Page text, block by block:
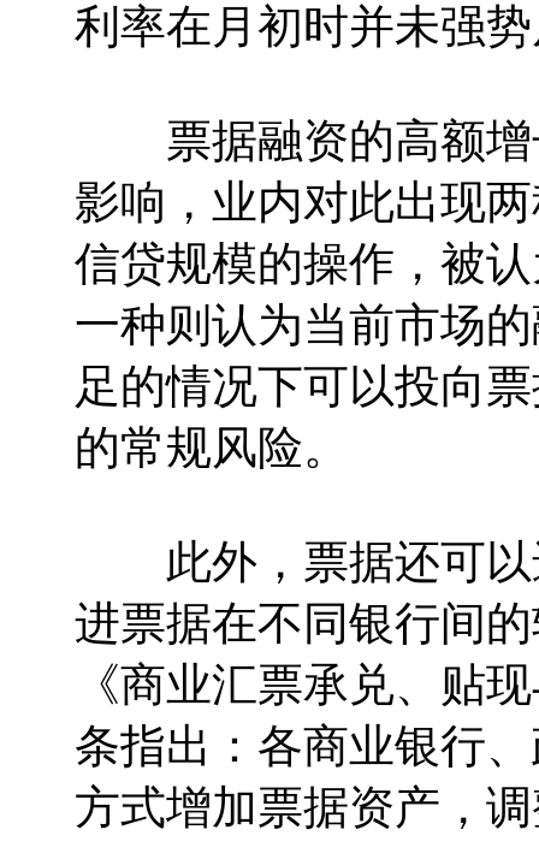
利率在月初时并未强
票据融资的高额增
影响，业内对此出现
信贷规模的操作，被
一种则认为当前市场
足的情况下可以投向
的常规风险。
此外，票据还可以
进票据在不同银行间
《商业汇票承兑、贴
条指出：各商业银行
方式增加票据资产，